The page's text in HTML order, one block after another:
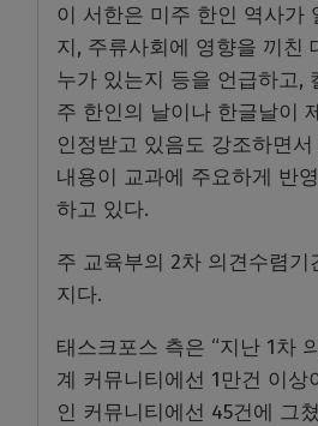
이 서한은 미주 한인 역사가
지, 주류사회에 영향을 끼친
누가 있는지 등을 언급하고,
주 한인의 날이나 한글날이
인정받고 있음도 강조하면
내용이 교과에 주요하게 반
하고 있다.
주 교육부의 2차 의견수렴
지다.
태스크포스 측은 “지난 1차
계 커뮤니티에선 1만건 이상
인 커뮤니티에선 45건에 그